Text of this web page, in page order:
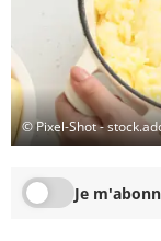
© Pixel-Shot -
Je